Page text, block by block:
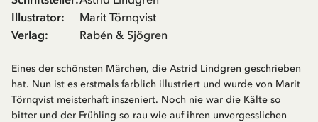
Illustrator:
Marit Törnqvist
Verlag: Rabén & Sjögren
Eines der schönsten Märchen, die Astrid Lindgren geschrieben
hat. Nun ist es erstmals farblich illustriert und wurde von Marit
Törnqvist meisterhaft inszeniert. Noch nie war die Kälte so
bitter und der Frühling so rau wie auf ihren unvergesslichen